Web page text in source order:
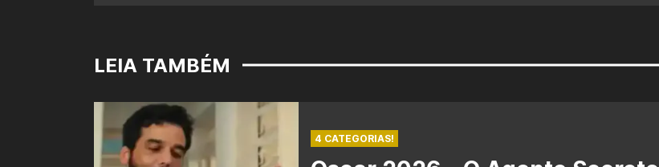
LEIA TAMBÉM
4 CATEGORIAS!